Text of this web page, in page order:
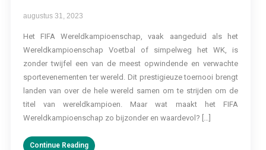
augustus 31, 2023
Het FIFA Wereldkampioenschap, vaak aangeduid als het
Wereldkampioenschap Voetbal of simpelweg het WK, is
zonder twijfel een van de meest opwindende en verwachte
sportevenementen ter wereld. Dit prestigieuze toernooi brengt
landen van over de hele wereld samen om te strijden om de
titel van wereldkampioen. Maar wat maakt het FIFA
Wereldkampioenschap zo bijzonder en waardevol? […]
Continue Reading